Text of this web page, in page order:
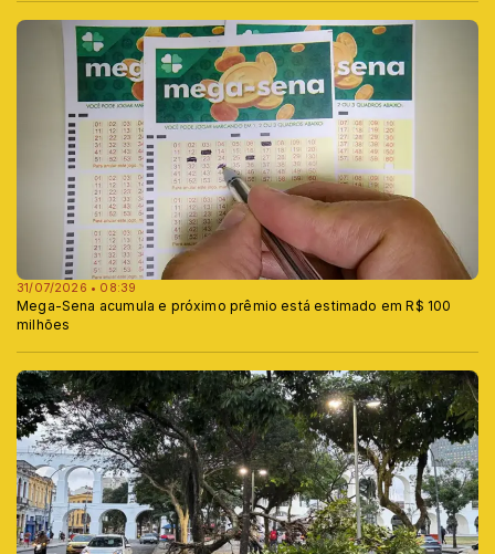
31/07/2026 • 08:39
Mega-Sena acumula e próximo prêmio está estimado em R$ 100
milhões